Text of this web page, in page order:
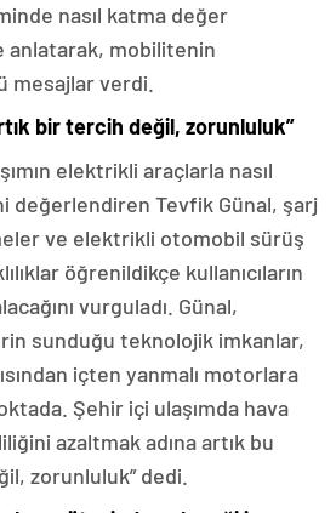
nasıl katma değer
anlatarak, mobilitenin
mesajlar verdi.
bir tercih değil, zorunluluk”
elektrikli araçlarla nasıl
değerlendiren Tevfik Günal, şarj
ve elektrikli otomobil sürüş
öğrenildikçe kullanıcıların
vurguladı. Günal,
sunduğu teknolojik imkanlar,
içten yanmalı motorlara
Şehir içi ulaşımda hava
azaltmak adına artık bu
zorunluluk” dedi.